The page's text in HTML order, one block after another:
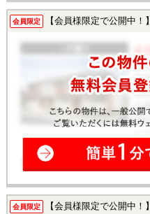
会員限定 【会員様限定で公開中！】
会員限定 【会員様限定で公開中！】